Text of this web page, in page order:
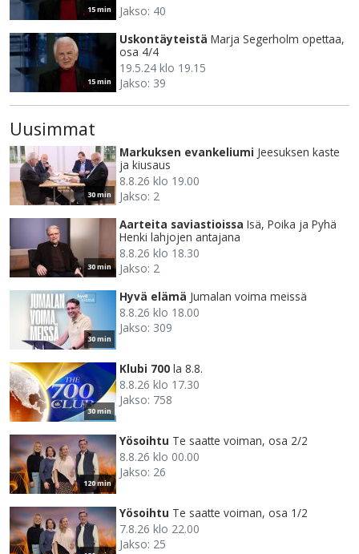
15 min
Jakso: 40
15 min
Uskontäyteistä Marja Segerholm opettaa,
osa 4/4
19.5.24 klo 19.15
Jakso: 39
Uusimmat
30 min
Markuksen evankeliumi Jeesuksen kaste
ja kiusaus
8.8.26 klo 19.00
Jakso: 2
30 min
Aarteita saviastioissa Isä, Poika ja Pyhä
Henki lahjojen antajana
8.8.26 klo 18.30
Jakso: 2
30 min
Hyvä elämä Jumalan voima meissä
8.8.26 klo 18.00
Jakso: 309
30 min
Klubi 700 la 8.8.
8.8.26 klo 17.30
Jakso: 758
120 min
Yösoihtu Te saatte voiman, osa 2/2
8.8.26 klo 00.00
Jakso: 26
Yösoihtu Te saatte voiman, osa 1/2
7.8.26 klo 22.00
Jakso: 25